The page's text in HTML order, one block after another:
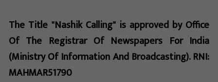
The Title "Nashik Calling" is approved by Office
Of The Registrar Of Newspapers For India
(Ministry Of Information And Broadcasting). RNI:
MAHMAR51790